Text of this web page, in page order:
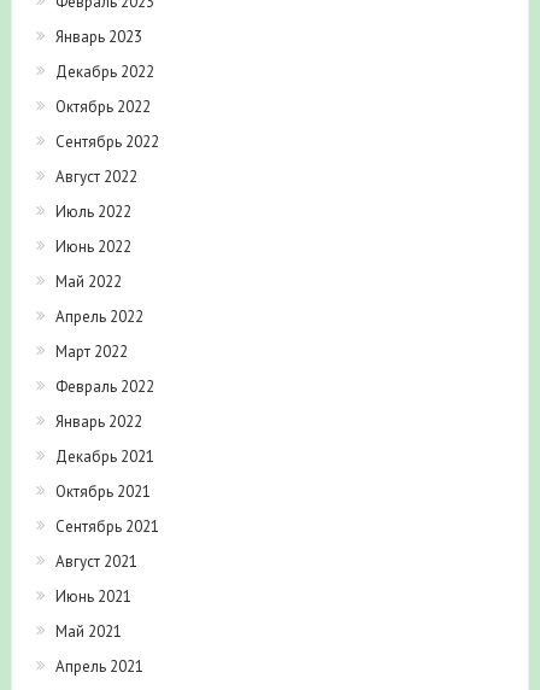
Январь 2023
Декабрь 2022
Октябрь 2022
Сентябрь 2022
Август 2022
Июль 2022
Июнь 2022
Май 2022
Апрель 2022
Март 2022
Февраль 2022
Январь 2022
Декабрь 2021
Октябрь 2021
Сентябрь 2021
Август 2021
Июнь 2021
Май 2021
Апрель 2021